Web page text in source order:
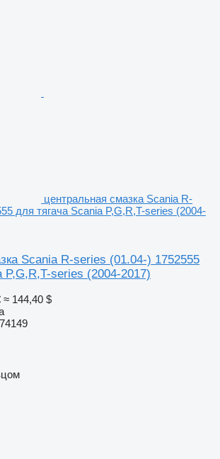
центральная смазка Scania R-
для тягача Scania P,G,R,T-series (2004-
Scania R-series (01.04-) 1752555
P,G,R,T-series (2004-2017)
≈ 144,40 $